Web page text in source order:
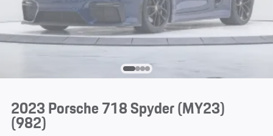
2023 Porsche 718 Spyder (MY23)
(982)